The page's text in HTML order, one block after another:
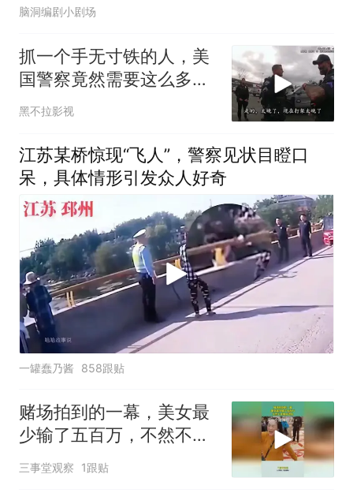
脑洞编剧小剧场
抓一个手无寸铁的人，美
国警察竟然需要这么多支
援
黑不拉影视
江苏某桥惊现“飞人”，警察见状目瞪口
呆，具体情形引发众人好奇
一罐蠢乃酱 858跟贴
赌场拍到的一幕，美女最
少输了五百万，不然不会
颠成这样
三事堂观察 1跟贴